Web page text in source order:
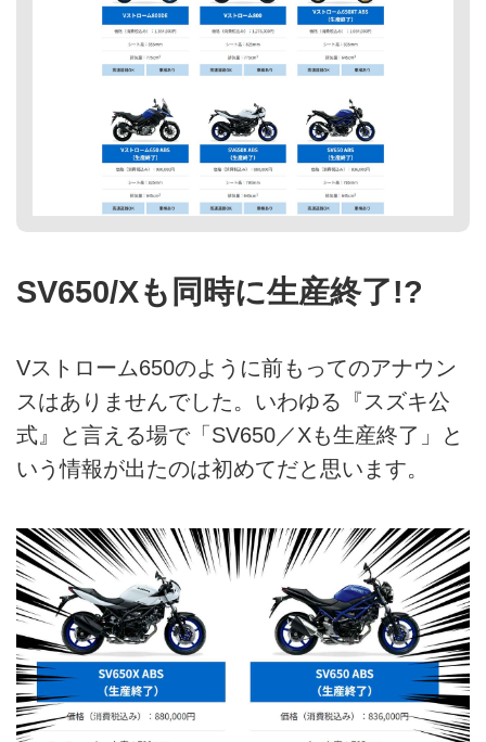
SV650/Xも同時に生産終了!?
Vストローム650のように前もってのアナウン
スはありませんでした。いわゆる『スズキ公
式』と言える場で「SV650／Xも生産終了」と
いう情報が出たのは初めてだと思います。